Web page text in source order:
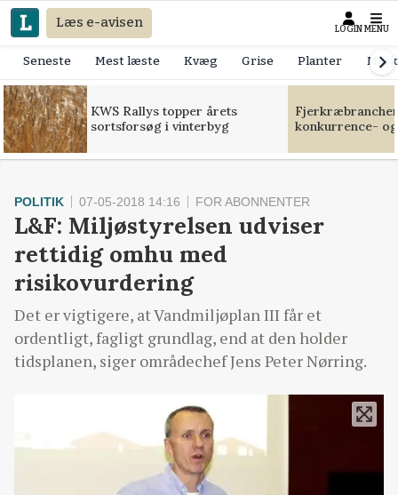
Læs e-avisen LOGIN MENU
Seneste Mest læste Kvæg Grise Planter
KWS Rallys topper årets
sortsforsøg i vinterbyg
konkurrence-
POLITIK 07-05-2018 14:16 FOR ABONNENTER
L&F: Miljøstyrelsen udviser
rettidig omhu med
risikovurdering
Det er vigtigere, at Vandmiljøplan III får et
ordentligt, fagligt grundlag, end at den holder
tidsplanen, siger områdechef Jens Peter Nørring.